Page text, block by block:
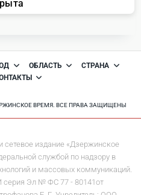
ОБЛАСТЬ
СТРАНА
ВРЕМЯ. ВСЕ ПРАВА ЗАЩИЩЕНЫ
издание «Дзержинское
службой по надзору в
и массовых коммуникаций.
серия Эл № ФС 77 - 80141от